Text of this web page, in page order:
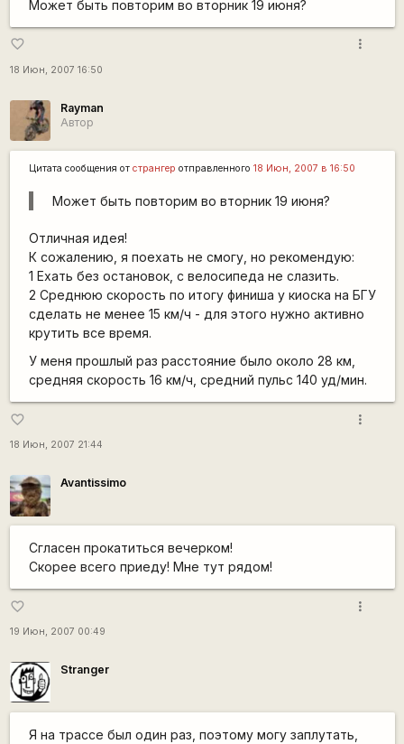
Может быть повторим во вторник 19 июня?
favorite_border
18 Июн, 2007 16:50
more_vert
Rаyman
Автор
Цитата сообщения от странгер отправленного 18 Июн, 2007 в 16:50
Может быть повторим во вторник 19 июня?
Отличная идея!
К сожалению, я поехать не смогу, но рекомендую:
1 Ехать без остановок, с велосипеда не слазить.
2 Среднюю скорость по итогу финиша у киоска на БГУ
сделать не менее 15 км/ч - для этого нужно активно
крутить все время.
У меня прошлый раз расстояние было около 28 км,
средняя скорость 16 км/ч, средний пульс 140 уд/мин.
favorite_border
18 Июн, 2007 21:44
more_vert
Avantissimo
Сгласен прокатиться вечерком!
Скорее всего приеду! Мне тут рядом!
favorite_border
19 Июн, 2007 00:49
more_vert
Stranger
Я на трассе был один раз, поэтому могу заплутать,